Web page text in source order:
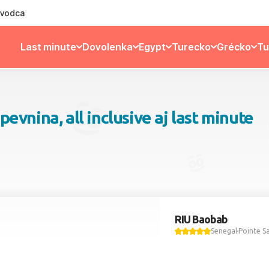
Last minute Dovolenka Egypt Turecko Grécko
all inclusive aj last minute
RIU Baobab
Senegal Pointe